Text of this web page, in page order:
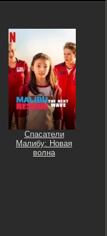
Спасатели
Малибу: Новая
волна